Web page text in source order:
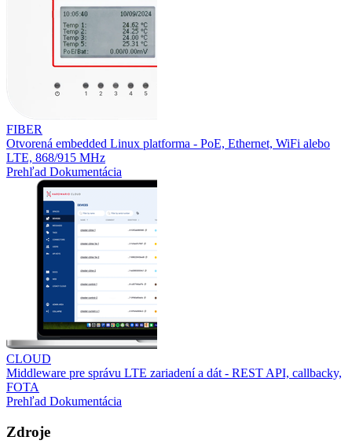
FIBER
Otvorená embedded Linux platforma - PoE, Ethernet, WiFi alebo
LTE, 868/915 MHz
Prehľad Dokumentácia
CLOUD
Middleware pre správu LTE zariadení a dát - REST API, callbacky,
FOTA
Prehľad Dokumentácia
Zdroje